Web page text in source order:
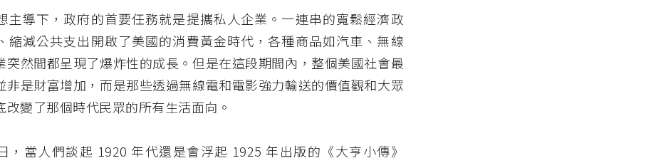
主導下，政府的首要任務就是提攜私人企業。一連串的寬鬆經濟政
縮減公共支出開啟了美國的消費黃金時代，各種商品如汽車、無線
突然間都呈現了爆炸性的成長。但是在這段期間內，整個美國社會最
非是財富增加，而是那些透過無線電和電影強力輸送的價值觀和大眾
改變了那個時代民眾的所有生活面向。
，當人們談起 1920 年代還是會浮起 1925 年出版的《大亨小傳》